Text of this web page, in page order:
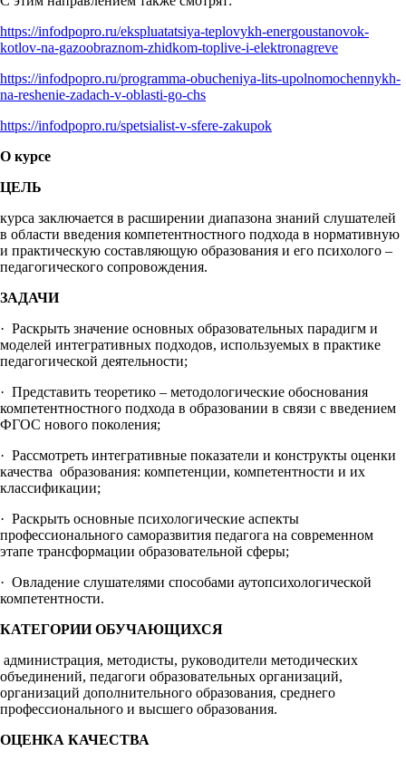
https://infodpopro.ru/ekspluatatsiya-teplovykh-energoustanovok-
kotlov-na-gazoobraznom-zhidkom-toplive-i-elektronagreve
https://infodpopro.ru/programma-obucheniya-lits-upolnomochennykh-
na-reshenie-zadach-v-oblasti-go-chs
https://infodpopro.ru/spetsialist-v-sfere-zakupok
О курсе
ЦЕЛЬ
курса заключается в расширении диапазона знаний слушателей
в области введения компетентностного подхода в нормативную
и практическую составляющую образования и его психолого –
педагогического сопровождения.
ЗАДАЧИ
· Раскрыть значение основных образовательных парадигм и
моделей интегративных подходов, используемых в практике
педагогической деятельности;
· Представить теоретико – методологические обоснования
компетентностного подхода в образовании в связи с введением
ФГОС нового поколения;
· Рассмотреть интегративные показатели и конструкты оценки
качества образования: компетенции, компетентности и их
классификации;
· Раскрыть основные психологические аспекты
профессионального саморазвития педагога на современном
этапе трансформации образовательной сферы;
· Овладение слушателями способами аутопсихологической
компетентности.
КАТЕГОРИИ ОБУЧАЮЩИХСЯ
администрация, методисты, руководители методических
объединений, педагоги образовательных организаций,
организаций дополнительного образования, среднего
профессионального и высшего образования.
ОЦЕНКА КАЧЕСТВА